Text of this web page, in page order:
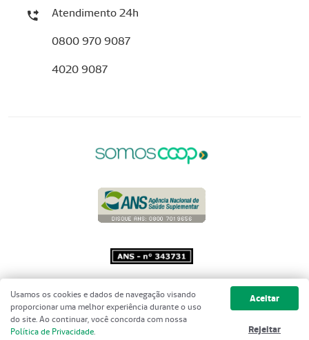
Atendimento 24h
0800 970 9087
4020 9087
Copyright 2001 - 2026 Unimed do
Brasil - Todos os direitos reservados
Usamos os cookies e dados de navegação visando
proporcionar uma melhor experiência durante o uso
do site. Ao continuar, você concorda com nossa
Política de Privacidade.
Aceitar
Rejeitar